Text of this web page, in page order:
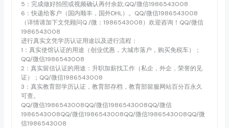
5：完成做好拍照或视频确认再付余款;QQ/微信1986543008
6：快递给客户（国内顺丰，国外DHL）。QQ/微信1986543008
（详情请加下文凭顾问Q /微：1986543008）欢迎咨询！QQ/微信
1986543008
进行真实文凭学历认证用途以及进行流程：
1：真实使馆认证的用途（创业优惠，大城市落户，购买免税车）；
QQ/微信1986543008
2：真实留信认证的用途：升职加薪找工作（私企，外企，荣誉的见
证）；QQ/微信1986543008
3：真实教育部学历认证，教育部存档，教育部留服网站百分百永久
可查。
QQ/微信1986543008QQ/微信1986543008QQ/微信
1986543008QQ/微信1986543008QQ/微信1986543008QQ/微
信1986543008